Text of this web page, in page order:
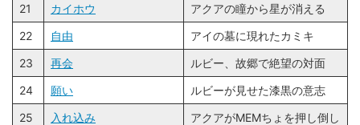
21
カイホウ
アクアの瞳から星が消える
22
自由
アイの墓に現れたカミキ
23
再会
ルビー、故郷で絶望の対面
24
願い
ルビーが見せた漆黒の意志
25
入れ込み
アクアがMEMちょを押し倒し